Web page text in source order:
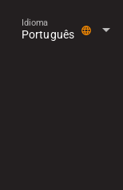
Idioma
Português language arrow_drop_down